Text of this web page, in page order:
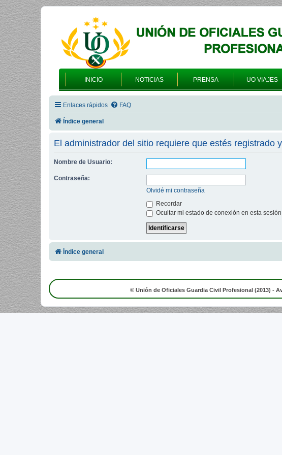
INICIO NOTICIAS PRENSA UO VIAJES
Enlaces rápidos FAQ
Índice general
El administrador del sitio requiere que estés registrado
Nombre de Usuario:
Contraseña:
Olvidé mi contraseña
Recordar
Ocultar mi estado de conexión en esta sesión
Índice general
© Unión de Oficiales Guardia Civil Profesional (2013) -